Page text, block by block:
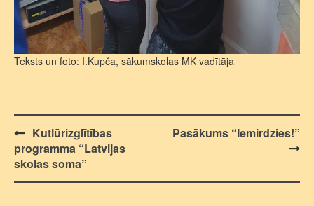
Teksts un foto: I.Kupča, sākumskolas MK vadītāja
Post
navigation
Kutlūrizglītības
programma “Latvijas
skolas soma”
Pasākums “Iemirdzies!”